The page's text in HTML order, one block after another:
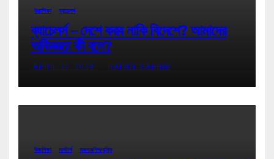
উচ্চশিক্ষা ব্যাচেলর্স
ব্যাচেলর্স – দেশে করব নাকি বিদেশে? আমাদের
অভিজ্ঞতা কী বলে?
APRIL 27, 2026 RAFIUL SABBIR
উচ্চশিক্ষা মাস্টার্স স্কলারশিপ/বৃত্তি